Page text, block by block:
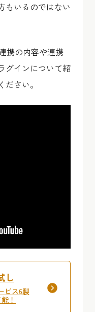
もいるのではない
携の内容や連携
グインについて紹
さい。
し
ビス6製
！